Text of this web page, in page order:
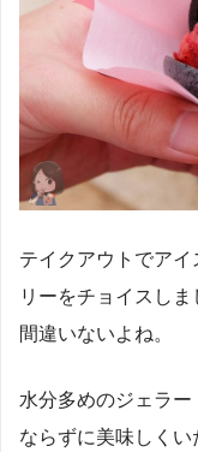
テイクアウトでア
リーをチョイスし
間違いないよね。
水分多めのジェラ
ならずに美味しくい